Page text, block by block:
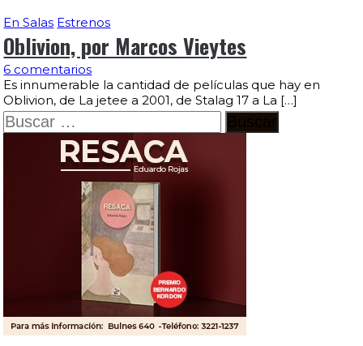
En Salas Estrenos
Oblivion, por Marcos Vieytes
6 comentarios
Es innumerable la cantidad de películas que hay en
Oblivion, de La jetee a 2001, de Stalag 17 a La […]
Buscar: